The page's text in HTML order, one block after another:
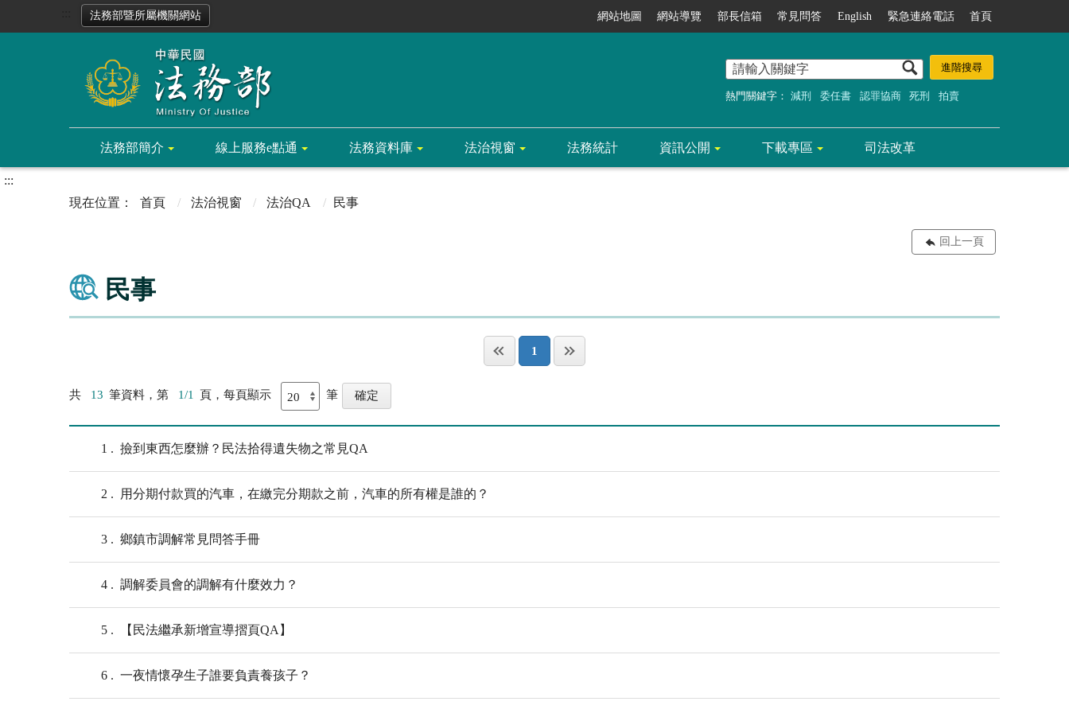
法務部暨所屬機關網站 網站地圖 網站導覽 部長信箱 常見問答 English 緊急連絡電話 首頁
熱門關鍵字： 減刑 委任書 認罪協商 死刑 拍賣
法務部簡介 線上服務e點通 法務資料庫 法治視窗 法務統計 資訊公開 下載專區 司法改革
:::
首頁
法治視窗 法治QA 民事
回上一頁
民事
1
共 13 筆資料，第 1/1 頁，每頁顯示 筆
1 撿到東西怎麼辦？民法拾得遺失物之常見QA
2 用分期付款買的汽車，在繳完分期款之前，汽車的所有權是誰的？
3 鄉鎮市調解常見問答手冊
4 調解委員會的調解有什麼效力？
5 【民法繼承新增宣導摺頁QA】
6 一夜情懷孕生子誰要負責養孩子？